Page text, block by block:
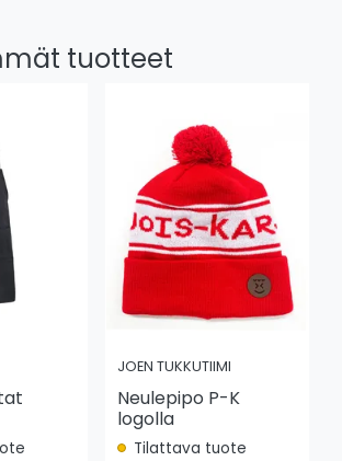
tuotteet
JOEN TUKKUTIIMI
Neulepipo P-K
logolla
Tilattava tuote